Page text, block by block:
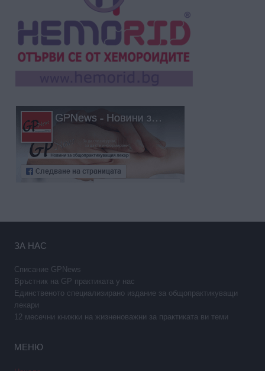
ЗА НАС
Списание GPNews
Връстник на GP практиката у нас
Единственото специализирано издание за общопрактикуващи
лекари
12 месечни книжки на жизненоважни за практиката ви теми
МЕНЮ